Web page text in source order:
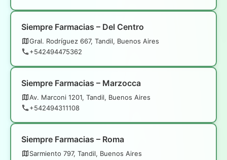
Siempre Farmacias – Del Centro
Gral. Rodríguez 667, Tandil, Buenos Aires
+542494475362
Siempre Farmacias – Marzocca
Av. Marconi 1201, Tandil, Buenos Aires
+542494311108
Siempre Farmacias – Roma
Sarmiento 797, Tandil, Buenos Aires